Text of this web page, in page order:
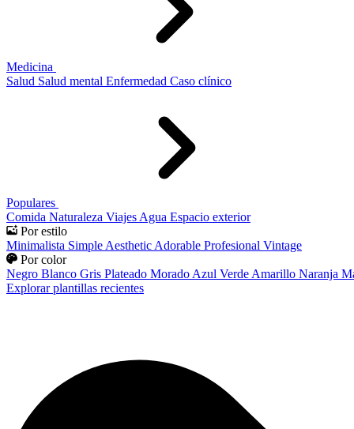
Medicina
Salud Salud mental Enfermedad Caso clínico
Populares
Comida Naturaleza Viajes Agua Espacio exterior
Por estilo
Minimalista Simple Aesthetic Adorable Profesional Vintage
Por color
Negro Blanco Gris Plateado Morado Azul Verde Amarillo Naranja
Explorar plantillas recientes